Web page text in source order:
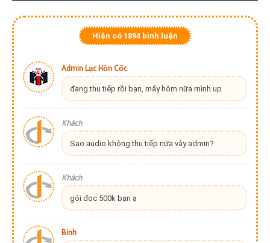
Hiện có 1894 bình luận
Admin Lạc Hồn Cốc
đang thu tiếp rồi bạn, mấy hôm nữa mình up
Khách
Sao audio không thu tiếp nữa vậy admin?
Khách
gói đọc 500k bạn ạ
Binh